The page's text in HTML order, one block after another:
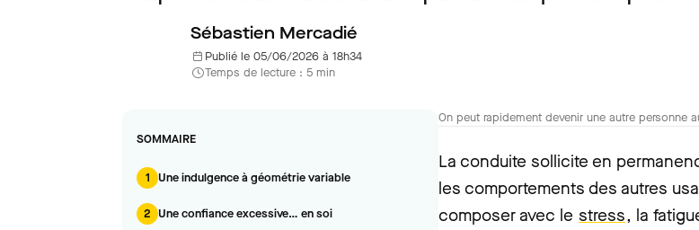
Sébastien Mercadié
Publié le 05/06/2026 à 18h34
Temps de lecture : 5 min
SOMMAIRE
1 Une indulgence à géométrie variable
2 Une confiance excessive… en soi
On peut rapidement devenir une autre personne
La conduite sollicite en
les comportements des autres
composer avec le stress, la